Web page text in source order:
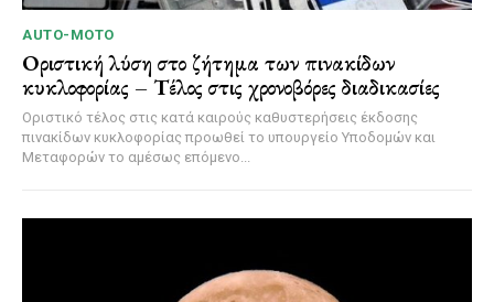
AUTO-MOTO
Οριστική λύση στο ζήτημα των πινακίδων
κυκλοφορίας – Τέλος στις χρονοβόρες διαδικασίες
Οριστικό τέλος στις κατά καιρούς καθυστερήσεις έκδοσης
πινακίδων κυκλοφορίας προωθεί το υπουργείο Υποδομών και
Μεταφορών το αμέσως επόμενο...